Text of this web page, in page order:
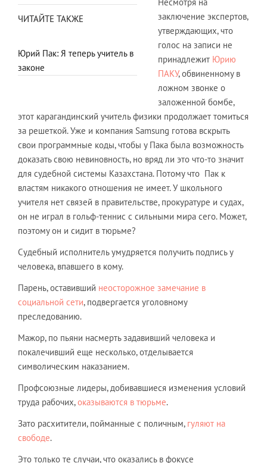
ЧИТАЙТЕ ТАКЖЕ
Юрий Пак: Я теперь учитель в
законе
заключение экспертов,
утверждающих, что
голос на записи не
принадлежит Юрию
ПАКУ, обвиненному в
ложном звонке о
заложенной бомбе,
этот карагандинский учитель физики продолжает томиться
за решеткой. Уже и компания Samsung готова вскрыть
свои программные коды, чтобы у Пака была возможность
доказать свою невиновность, но вряд ли это что-то значит
для судебной системы Казахстана. Потому что Пак к
властям никакого отношения не имеет. У школьного
учителя нет связей в правительстве, прокуратуре и судах,
он не играл в гольф-теннис с сильными мира сего. Может,
поэтому он и сидит в тюрьме?
Судебный исполнитель умудряется получить подпись у
человека, впавшего в кому.
Парень, оставивший неосторожное замечание в
социальной сети, подвергается уголовному
преследованию.
Мажор, по пьяни насмерть задавивший человека и
покалечивший еще несколько, отделывается
символическим наказанием.
Профсоюзные лидеры, добивавшиеся изменения условий
труда рабочих,оказываются в тюрьме.
Зато расхитители, пойманные с поличным, гуляют на
свободе.
Это только те случаи, что оказались в фокусе